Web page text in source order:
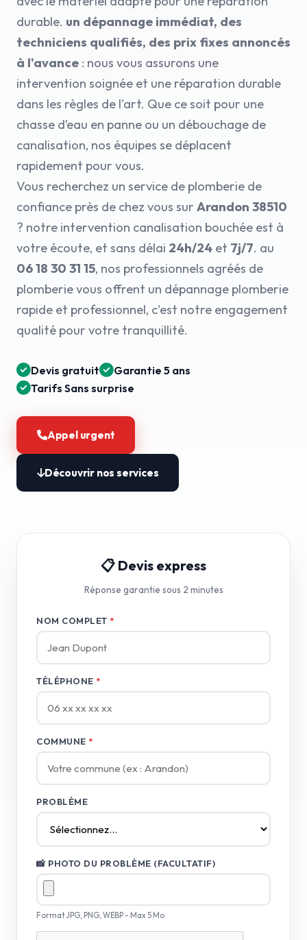
durable. un dépannage immédiat, des
techniciens qualifiés, des prix fixes annoncés
à l'avance : nous vous assurons une
intervention soignée et une réparation durable
dans les règles de l'art. Que ce soit pour une
chasse d’eau en panne ou un débouchage de
canalisation, nos équipes se déplacent
rapidement pour vous.
Vous recherchez un service de plomberie de
confiance près de chez vous sur Arandon 38510
? notre intervention canalisation bouchée est à
votre écoute, et sans délai 24h/24 et 7j/7. au
06 18 30 31 15, nos professionnels agréés de
plomberie vous offrent un dépannage plomberie
rapide et professionnel, c'est notre engagement
qualité pour votre tranquillité.
Devis gratuit
Garantie 5 ans
Tarifs Sans surprise
Appel urgent
Découvrir nos services
📋 Devis express
Réponse garantie sous 2 minutes
NOM COMPLET *
TÉLÉPHONE *
COMMUNE *
PROBLÈME
📸 PHOTO DU PROBLÈME (FACULTATIF)
Format JPG, PNG, WEBP - Max 5 Mo